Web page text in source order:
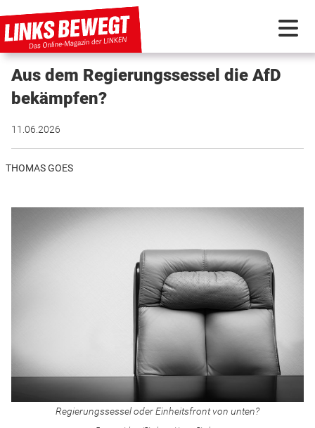
PARTEI IN BEWEGUNG
KUNSTSTOFF
DISKUSSIONSSTOFF
Aus dem Regierungssessel die AfD
bekämpfen?
11.06.2026
THOMAS GOES
Regierungssessel oder Einheitsfront von unten?